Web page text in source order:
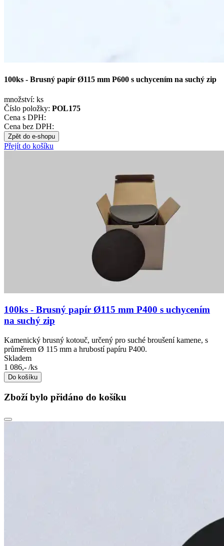
100ks - Brusný papír Ø115 mm P600 s uchycením na suchý zip
množství: ks
Číslo položky: POL175
Cena s DPH:
Cena bez DPH:
Zpět do e-shopu
Přejít do košíku
100ks - Brusný papír Ø115 mm P400 s uchycením
na suchý zip
Kamenický brusný kotouč, určený pro suché broušení kamene, s
průměrem Ø 115 mm a hrubostí papíru P400.
Skladem
1 086,- /ks
Do košíku
Zboží bylo přidáno do košíku